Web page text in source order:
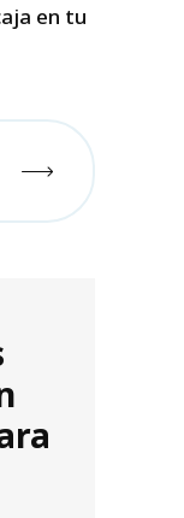
en tu